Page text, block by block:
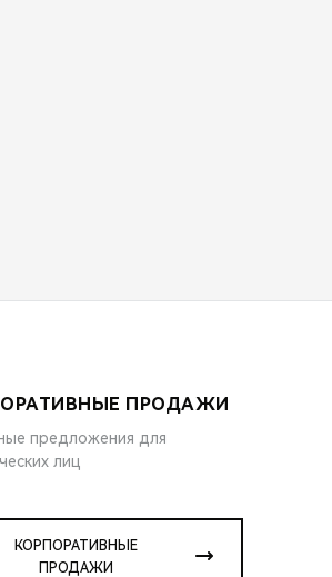
ПРОДАЖИ
предложения для
лиц
КОРПОРАТИВНЫЕ
ПРОДАЖИ